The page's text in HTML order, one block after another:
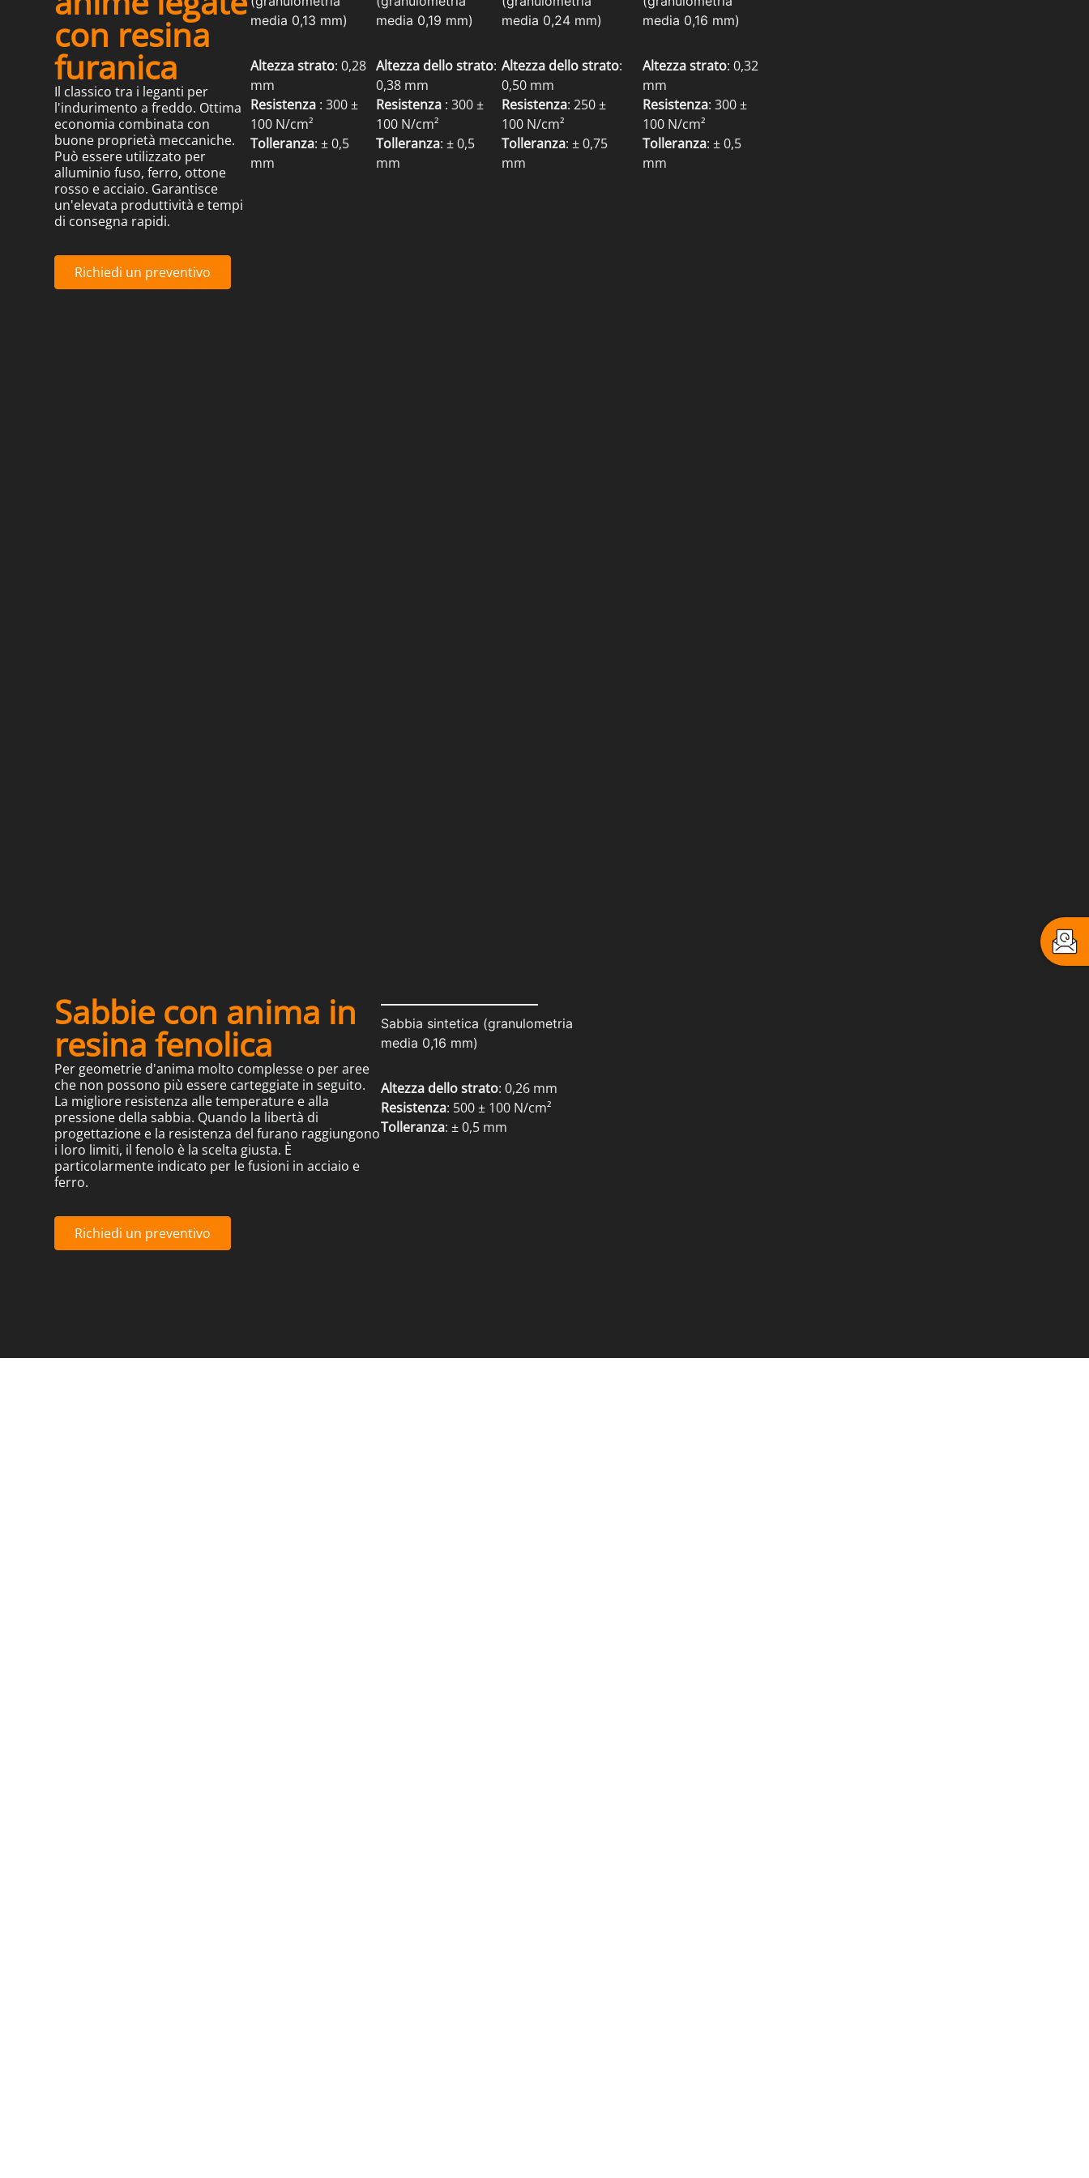
con resina
furanica
Il classico tra i leganti per
l'indurimento a freddo. Ottima
economia combinata con
buone proprietà meccaniche.
Può essere utilizzato per
alluminio fuso, ferro, ottone
rosso e acciaio. Garantisce
un'elevata produttività e tempi
di consegna rapidi.
Richiedi un preventivo
media 0,13 mm)
Altezza strato: 0,28
mm
Resistenza : 300 ±
100 N/cm²
Tolleranza: ± 0,5
mm
media 0,19 mm)
Altezza dello strato:
0,38 mm
Resistenza : 300 ±
100 N/cm²
Tolleranza: ± 0,5
mm
media 0,24 mm)
Altezza dello strato:
0,50 mm
Resistenza: 250 ±
100 N/cm²
Tolleranza: ± 0,75
mm
media 0,16 mm)
Altezza strato: 0,32
mm
Resistenza: 300 ±
100 N/cm²
Tolleranza: ± 0,5
mm
Sabbie con anima in
resina fenolica
Per geometrie d'anima molto complesse o per aree
che non possono più essere carteggiate in seguito.
La migliore resistenza alle temperature e alla
pressione della sabbia. Quando la libertà di
progettazione e la resistenza del furano raggiungono
i loro limiti, il fenolo è la scelta giusta. È
particolarmente indicato per le fusioni in acciaio e
ferro.
Richiedi un preventivo
Sabbia sintetica (granulometria
media 0,16 mm)
Altezza dello strato: 0,26 mm
Resistenza: 500 ± 100 N/cm²
Tolleranza: ± 0,5 mm